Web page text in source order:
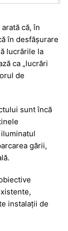
că, în
în desfășurare
lucrările la
ca „lucrări
de
sunt încă
gării,
instalații de